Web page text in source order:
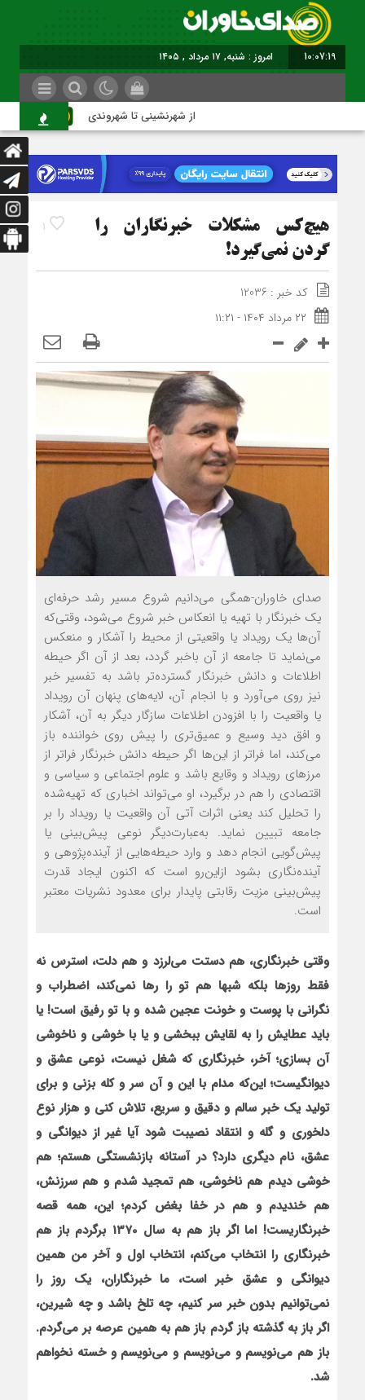
10:07:20 امروز : شنبه, ۱۷ مرداد , ۱۴۰۵
از شهرنشینی تا شهروندی
1
هيچ‌کس مشکلات خبرنگاران را
گردن نمي‌گيرد!
کد خبر : 12036
۲۲ مرداد ۱۴۰۴ - ۱۱:۲۱
صدای خاوران-همگی می‌دانیم شروع مسیر رشد حرفه‌ای
یک خبرنگار با تهیه یا انعکاس خبر شروع می‌شود، وقتی‌که
آن‌ها یک رویداد یا واقعیتی از محیط را آشکار و منعکس
می‌نماید تا جامعه از آن باخبر گردد، بعد از آن اگر حیطه
اطلاعات و دانش خبرنگار گسترده‌تر باشد به تفسیر خبر
نیز روی می‌آورد و با انجام آن، لایه‌های پنهان آن رویداد
یا واقعیت را با افزودن اطلاعات سازگار دیگر به آن، آشکار
و افق دید وسیع و عمیق‌تری را پیش روی خواننده باز
می‌کند، اما فراتر از این‌ها اگر حیطه دانش خبرنگار فراتر از
مرزهای رویداد و وقایع باشد و علوم اجتماعی و سیاسی و
اقتصادی را هم در برگیرد، او می‌تواند اخباری که تهیه‌شده
را تحلیل کند یعنی اثرات آتی آن واقعیت یا رویداد را بر
جامعه تبیین نماید. به‌عبارت‌دیگر نوعی پیش‌بینی یا
پیش‌گویی انجام دهد و وارد حیطه‌هایی از آینده‌پژوهی و
آینده‌نگاری بشود ازاین‌رو است که اکنون ایجاد قدرت
پیش‌بینی مزیت رقابتی پایدار برای معدود نشریات معتبر
است.
وقتی خبرنگاری، هم دستت می‌لرزد و هم دلت، استرس نه
فقط روزها بلکه شبها هم تو را رها نمی‌کند، اضطراب و
نگرانی با پوست و خونت عجین شده و با تو رفیق است!یا
باید عطایش را به لقایش ببخشی و یا با خوشی و ناخوشی
آن بسازی؛ آخر، خبرنگاری که شغل نیست، نوعی عشق و
دیوانگیست؛ این‌که مدام با این و آن سر و کله بزنی و برای
تولید یک خبر سالم و دقیق و سریع، تلاش کنی و هزار نوع
دلخوری و گله و انتقاد نصیبت شود آیا غیر از دیوانگی و
عشق، نام دیگری دارد؟ در آستانه بازنشستگی هستم؛ هم
خوشی دیدم هم ناخوشی، هم تمجید شدم و هم سرزنش،
هم خندیدم و هم در خفا بغض کردم؛ این، همه قصه
خبرنگاریست!
اما اگر باز هم به سال 1370 برگردم باز هم
خبرنگاری را انتخاب می‌کنم، انتخاب اول و آخر من همین
دیوانگی و عشق خبر است، ما خبرنگاران، یک روز را
نمی‌توانیم بدون خبر سر کنیم، چه تلخ باشد و چه شیرین،
اگر باز به گذشته باز گردم باز هم به همین عرصه بر می‌گردم.
باز هم می‌نویسم و می‌نویسم و می‌نویسم و خسته نخواهم
شد.